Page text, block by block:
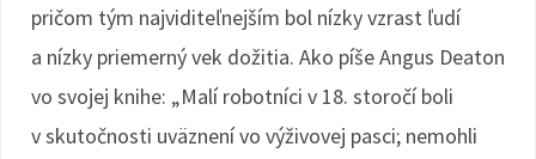
pričom tým najviditeľnejším bol nízky vzrast ľudí
a nízky priemerný vek dožitia. Ako píše Angus Deaton
vo svojej knihe: „Malí robotníci v 18. storočí boli
v skutočnosti uväznení vo výživovej pasci; nemohli